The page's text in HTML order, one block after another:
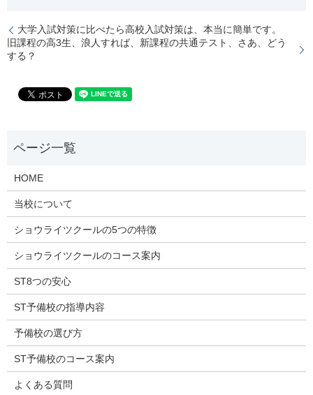
大学入試対策に比べたら高校入試対策は、本当に簡単です。
旧課程の高3生、浪人すれば、新課程の共通テスト、さあ、どう
する？
HOME
当校について
ショウライツクールの5つの特徴
ショウライツクールのコース案内
ST8つの安心
ST予備校の指導内容
予備校の選び方
ST予備校のコース案内
よくある質問